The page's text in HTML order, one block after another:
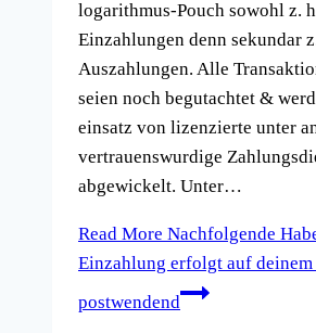
logarithmus-Pouch sowohl z.
Einzahlungen denn sekundar
Auszahlungen. Alle
seien noch begutachtet &
einsatz von lizenzierte unter
vertrauenswurdige
abgewickelt. Unter…
Read More Nachfolgende
Einzahlung erfolgt auf
postwendend